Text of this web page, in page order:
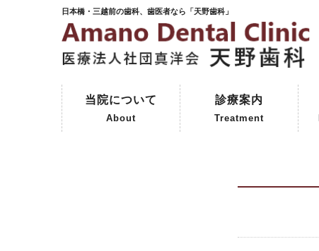
日本橋・三越前の歯科、歯医者なら「天野歯科」
当院について
About
診療案内
Treatment